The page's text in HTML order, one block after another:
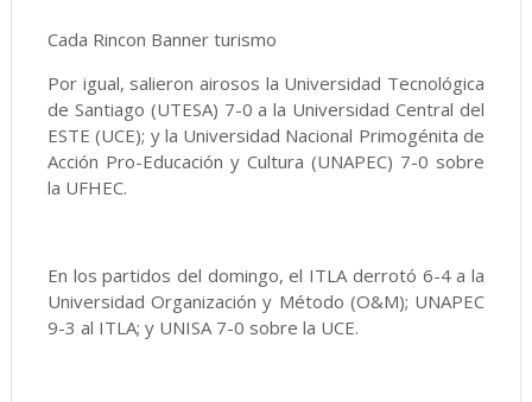
Cada Rincon Banner turismo
Por igual, salieron airosos la Universidad Tecnológica
de Santiago (UTESA) 7-0 a la Universidad Central del
ESTE (UCE); y la Universidad Nacional Primogénita de
Acción Pro-Educación y Cultura (UNAPEC) 7-0 sobre
la UFHEC.
En los partidos del domingo, el ITLA derrotó 6-4 a la
Universidad Organización y Método (O&M); UNAPEC
9-3 al ITLA; y UNISA 7-0 sobre la UCE.